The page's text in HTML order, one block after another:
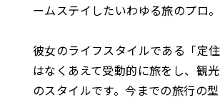
ームステイしたいわゆる旅のプロ。
彼女のライフスタイルである「定
はなくあえて受動的に旅をし、観
のスタイルです。今までの旅行の